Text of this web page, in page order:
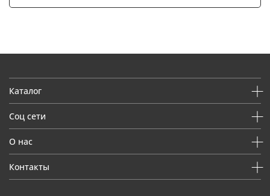
Каталог
Соц сети
О нас
Контакты